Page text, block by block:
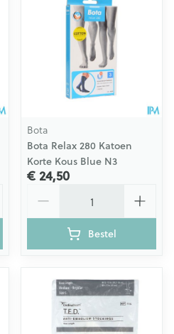
Bota
Bota Relax 280 Katoen
Korte Kous Blue N3
€ 24,50
Bestel